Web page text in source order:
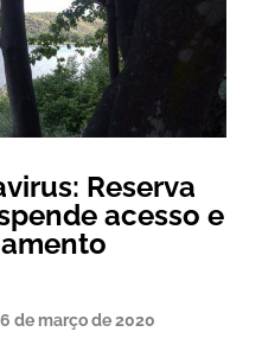
Reserva
acesso e
de março de 2020